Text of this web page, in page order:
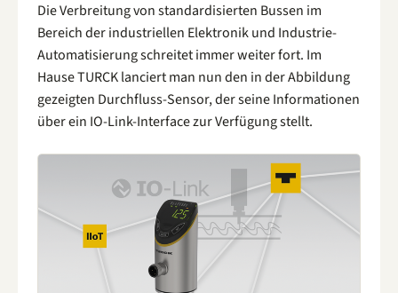
Die Verbreitung von standardisierten Bussen im
Bereich der industriellen Elektronik und Industrie-
Automatisierung schreitet immer weiter fort. Im
Hause TURCK lanciert man nun den in der Abbildung
gezeigten Durchfluss-Sensor, der seine Informationen
über ein IO-Link-Interface zur Verfügung stellt.